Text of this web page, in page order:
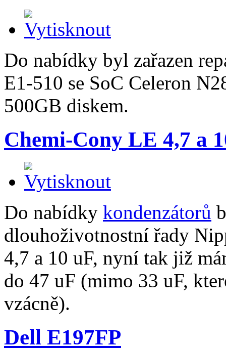
Do nabídky byl zařazen
E1-510 se SoC Celeron
500GB diskem.
Chemi-Cony LE 4,7 a
Do nabídky kondenzátorů
dlouhoživotnostní řady
4,7 a 10 uF, nyní tak již
do 47 uF (mimo 33 uF,
vzácně).
Dell E197FP